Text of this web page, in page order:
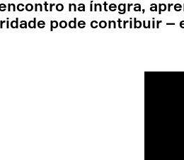
na íntegra,
pode contribuir –